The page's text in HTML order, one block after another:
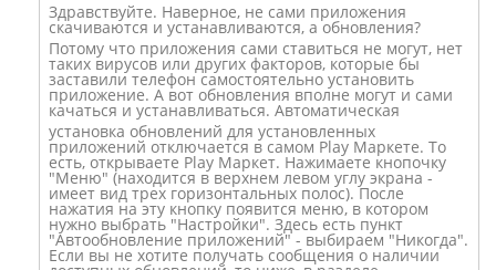
Здравствуйте. Наверное, не сами приложения
скачиваются и устанавливаются, а обновления?
Потому что приложения сами ставиться не могут, нет
таких вирусов или других факторов, которые бы
заставили телефон самостоятельно установить
приложение. А вот обновления вполне могут и сами
качаться и устанавливаться. Автоматическая
установка обновлений для установленных
приложений отключается в самом Play Маркете. То
есть, открываете Play Маркет. Нажимаете кнопочку
"Меню" (находится в верхнем левом углу экрана -
имеет вид трех горизонтальных полос). После
нажатия на эту кнопку появится меню, в котором
нужно выбрать "Настройки". Здесь есть пункт
"Автообновление приложений" - выбираем "Никогда".
Если вы не хотите получать сообщения о наличии